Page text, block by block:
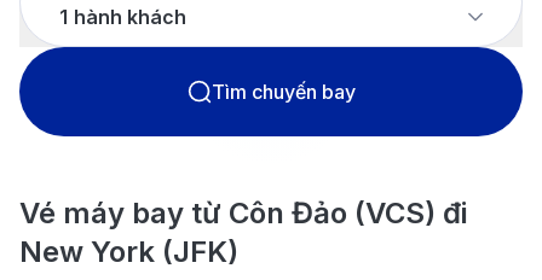
1 hành khách
Tìm chuyến bay
Vé máy bay từ Côn Đảo (VCS) đi
New York (JFK)